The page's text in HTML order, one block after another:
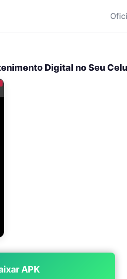
Digital no Seu
APK